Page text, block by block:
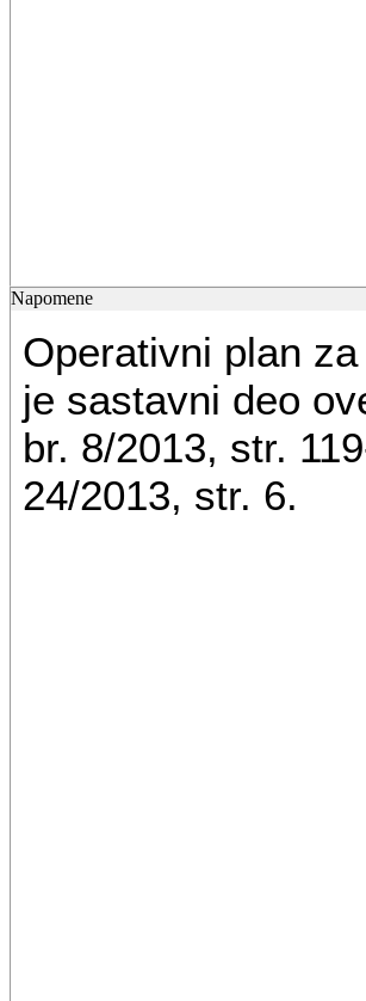
Napomene
Operativni plan
je sastavni deo
br. 8/2013, str.
24/2013, str. 6.